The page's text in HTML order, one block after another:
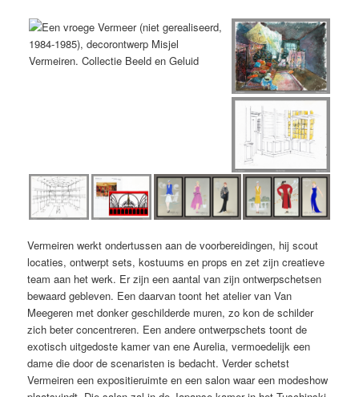
Vermeiren werkt ondertussen aan de voorbereidingen, hij scout
locaties, ontwerpt sets, kostuums en props en zet zijn creatieve
team aan het werk. Er zijn een aantal van zijn ontwerpschetsen
bewaard gebleven. Een daarvan toont het atelier van Van
Meegeren met donker geschilderde muren, zo kon de schilder
zich beter concentreren. Een andere ontwerpschets toont de
exotisch uitgedoste kamer van ene Aurelia, vermoedelijk een
dame die door de scenaristen is bedacht. Verder schetst
Vermeiren een expositieruimte en een salon waar een modeshow